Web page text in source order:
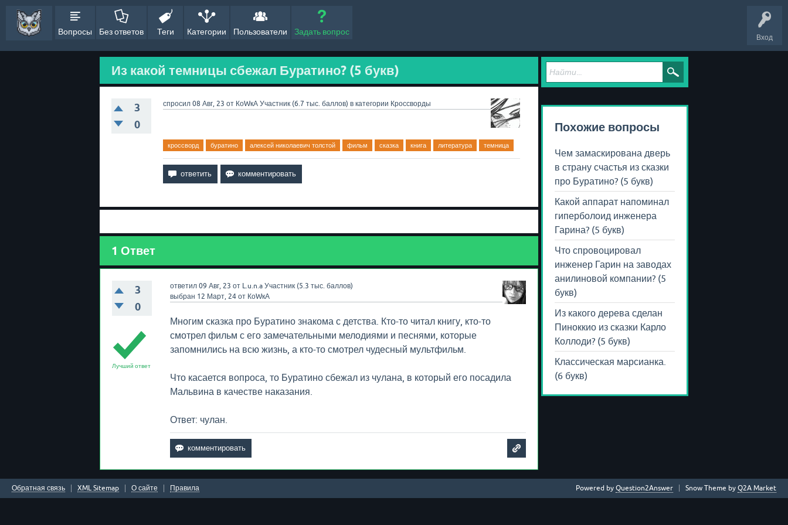
Вход
Вопросы Без ответов Теги Категории Пользователи Задать вопрос
Из какой темницы сбежал Буратино? (5 букв)
3
0
спросил 08 Авг, 23 от КоWкА Участник (6.7 тыс. баллов) в категории Кроссворды
кроссворд буратино алексей николаевич толстой фильм сказка книга литература темница
1 Ответ
3
0
ответил 09 Авг, 23 от L.u.n.a Участник (5.3 тыс.баллов)
выбран 12 Март, 24 от КоWкА
Лучший ответ
Многим сказка про Буратино знакома с детства. Кто-то читал книгу, кто-то
смотрел фильм с его замечательными мелодиями и песнями, которые
запомнились на всю жизнь, а кто-то смотрел чудесный мультфильм.
Что касается вопроса, то Буратино сбежал из чулана, в который его посадила
Мальвина в качестве наказания.
Ответ: чулан.
Похожие вопросы
Чем замаскирована дверь
в страну счастья из сказки
про Буратино? (5 букв)
Какой аппарат напоминал
гиперболоид инженера
Гарина? (5 букв)
Что спровоцировал
инженер Гарин на заводах
анилиновой компании? (5
букв)
Из какого дерева сделан
Пиноккио из сказки Карло
Коллоди? (5 букв)
Классическая марсианка.
(6 букв)
Обратная связь XML Sitemap О сайте Правила Snow Theme by Q2A Market
Powered by Question2Answer